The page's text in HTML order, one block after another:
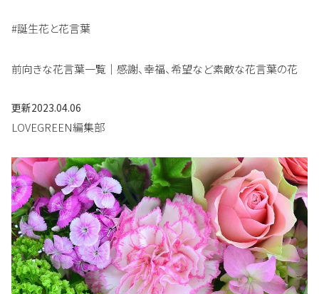
#誕生花と花言葉
前向きな花言葉一覧｜感謝、幸福、希望など素敵な花言葉の花
更新2023.04.06
LOVEGREEN編集部